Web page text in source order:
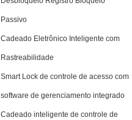
Passivo
Cadeado Eletrônico Inteligente com
Rastreabilidade
Smart Lock de controle de acesso com
software de gerenciamento integrado
Cadeado inteligente de controle de